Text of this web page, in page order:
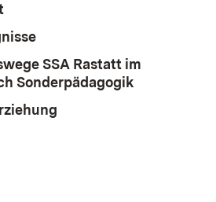
SSA Rastatt im
Sonderpädagogik